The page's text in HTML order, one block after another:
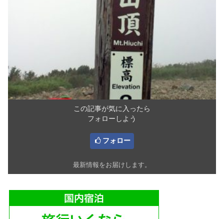
この記事が気に入ったら
フォローしよう
フォロー
最新情報をお届けします。